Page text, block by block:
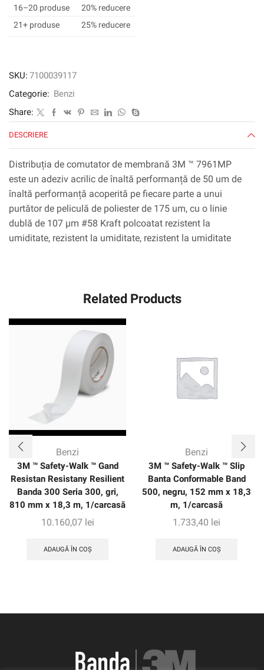
7961MP,
transparent,
914
0,28
mm
16–20 produse
20% reducere
21+ produse
25% reducere
SKU: 7100039117
Categorie: Benzi
Share:
DESCRIERE
Distribuția de comutator de membrană 3M ™ 7961MP
este un adeziv acrilic de înaltă performanță de 50 um de
înaltă performanță acoperită pe fiecare parte a unui
purtător de peliculă de poliester de 175 um, cu o linie
dublă de 107 µm #58 Kraft polcoatat rezistent la
umiditate, rezistent la umiditate, rezistent la umiditate
Related Products
Benzi
3M ™ Safety-Walk ™ Gand
Resistan Resistany Resilient
Banda 300 Seria 300, gri,
810 mm x 18,3 m, 1/carcasă
10.160,07 lei
ADAUGĂ ÎN COȘ
Benzi
3M ™ Safety-Walk ™ Slip
Banta Conformable Band
500, negru, 152 mm x 18,3
m, 1/carcasă
1.733,40 lei
ADAUGĂ ÎN COȘ